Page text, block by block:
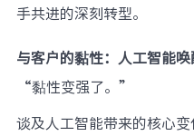
手共进的深刻转型。
与客户的黏性： 人工智能
“黏性变强了。”
谈及人工智能带来的核心